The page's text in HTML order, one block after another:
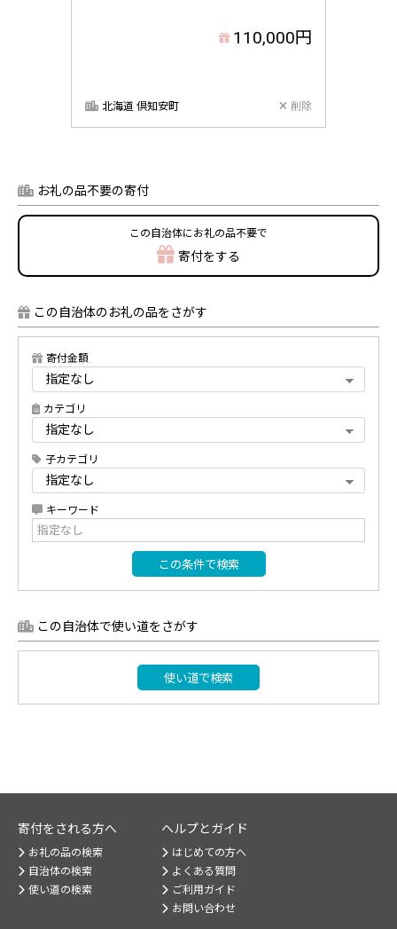
110,000円
北海道 倶知安町 削除
お礼の品不要の寄付
この自治体にお礼の品不要で
寄付をする
この自治体のお礼の品をさがす
寄付金額
カテゴリ
子カテゴリ
キーワード
この条件で検索
この自治体で使い道をさがす
使い道で検索
寄付をされる方へ
お礼の品の検索
自治体の検索
使い道の検索
ヘルプとガイド
はじめての方へ
よくある質問
ご利用ガイド
お問い合わせ